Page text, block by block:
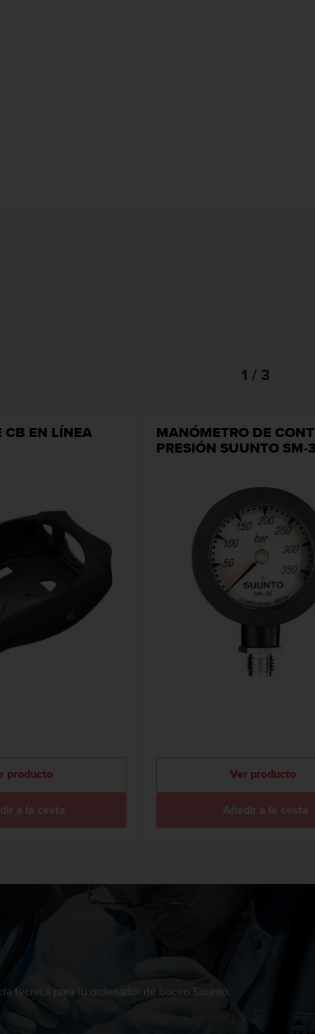
1 / 3
CB EN LÍNEA
producto
a la cesta
MANÓMETRO DE
PRESIÓN SUUNTO SM-
Ver producto
Añadir a la cesta
técnica para tu ordenador de buceo Suunto.